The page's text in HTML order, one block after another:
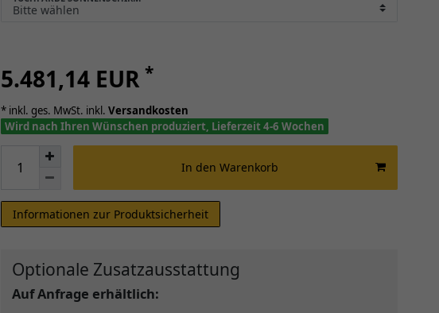
5.481,14 EUR *
* inkl. ges. MwSt. inkl. Versandkosten
Wird nach Ihren Wünschen produziert, Lieferzeit 4-6 Wochen
In den Warenkorb
Informationen zur Produktsicherheit
Optionale Zusatzausstattung
Auf Anfrage erhältlich: